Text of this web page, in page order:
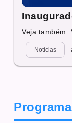
Veja também:
Notícias